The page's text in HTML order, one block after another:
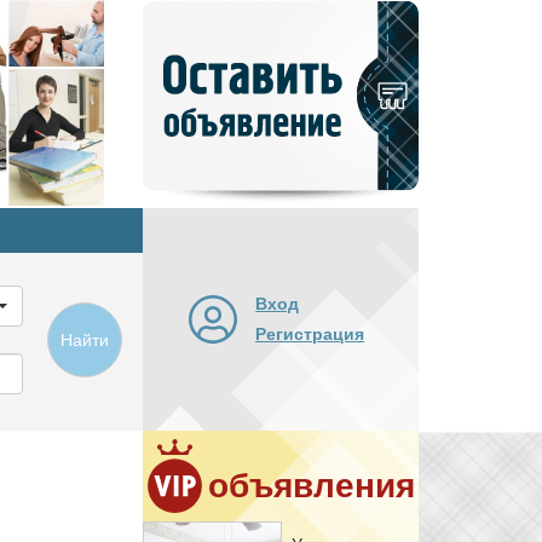
объявление
Найти
Вход
Регистрация
объявления